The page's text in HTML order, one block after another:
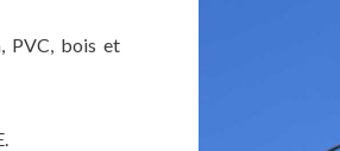
PVC, bois et